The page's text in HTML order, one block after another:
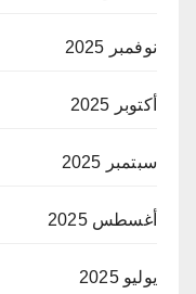
نوفمبر 2025
أكتوبر 2025
سبتمبر 2025
أغسطس 2025
يوليو 2025